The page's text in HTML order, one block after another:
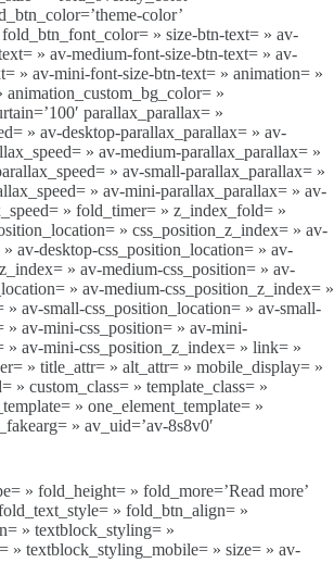
color’
» size-btn-text= » av-
» av-medium-font-size-btn-text= » av-
» av-mini-font-size-btn-text= » animation= »
animation_custom_bg_color= »
parallax_parallax= »
» av-desktop-parallax_parallax= » av-
» av-medium-parallax_parallax= »
» av-small-parallax_parallax= »
» av-mini-parallax_parallax= » av-
» fold_timer= » z_index_fold= »
» css_position_z_index= » av-
av-desktop-css_position_location= » av-
» av-medium-css_position= » av-
» av-medium-css_position_z_index= »
» av-small-css_position_location= » av-small-
» av-mini-css_position= » av-mini-
» av-mini-css_position_z_index= » link= »
» title_attr= » alt_attr= » mobile_display= »
» custom_class= » template_class= »
» one_element_template= »
» av_uid=’av-8s8v0′
» fold_height= » fold_more=’Read more’
fold_text_style= » fold_btn_align= »
» textblock_styling= »
» textblock_styling_mobile= » size= » av-